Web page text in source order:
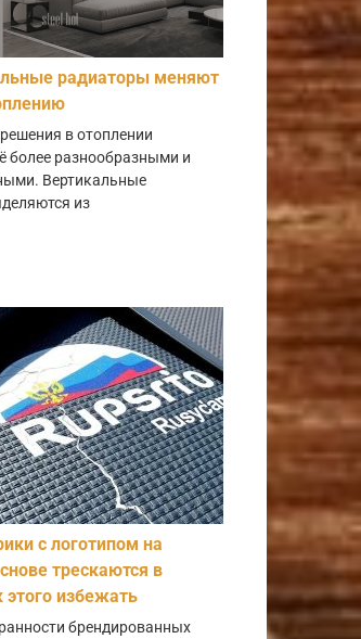
радиаторы меняют
в отоплении
более разнообразными и
Вертикальные
из
с логотипом на
трескаются в
этого избежать
брендированных